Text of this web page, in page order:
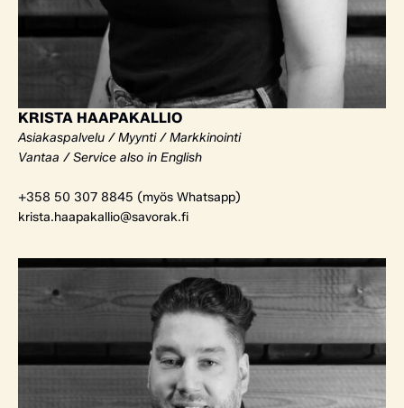
KRISTA HAAPAKALLIO
Asiakaspalvelu / Myynti / Markkinointi
Vantaa / Service also in English
+358 50 307 8845 (myös Whatsapp)
krista.haapakallio@savorak.fi